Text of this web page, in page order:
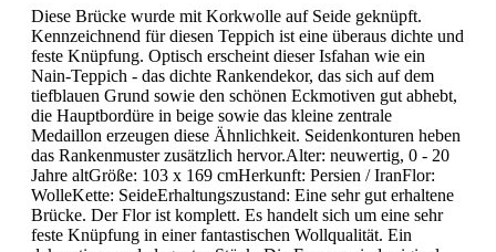
Diese Brücke wurde mit Korkwolle auf Seide geknüpft.
Kennzeichnend für diesen Teppich ist eine überaus dichte und
feste Knüpfung. Optisch erscheint dieser Isfahan wie ein
Nain-Teppich - das dichte Rankendekor, das sich auf dem
tiefblauen Grund sowie den schönen Eckmotiven gut abhebt,
die Hauptbordüre in beige sowie das kleine zentrale
Medaillon erzeugen diese Ähnlichkeit. Seidenkonturen heben
das Rankenmuster zusätzlich hervor.Alter: neuwertig, 0 - 20
Jahre altGröße: 103 x 169 cmHerkunft: Persien / IranFlor:
WolleKette: SeideErhaltungszustand: Eine sehr gut erhaltene
Brücke. Der Flor ist komplett. Es handelt sich um eine sehr
feste Knüpfung in einer fantastischen Wollqualität. Ein